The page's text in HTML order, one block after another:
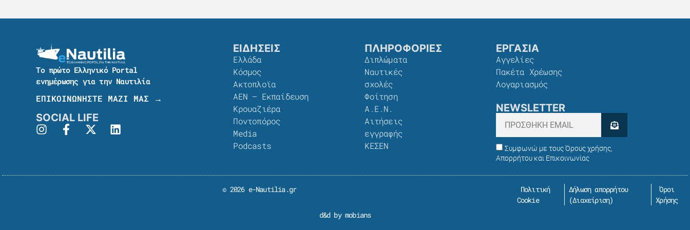
Το πρώτο Ελληνικό Portal
ενημέρωσης για την Ναυτιλία
ΕΠΙΚΟΙΝΩΝΗΣΤΕ ΜΑΖΙ ΜΑΣ →
SOCIAL LIFE
ΕΙΔΗΣΕΙΣ
Ελλάδα
Κόσμος
Ακτοπλοϊα
ΑΕΝ – Εκπαίδευση
Κρουαζιέρα
Ποντοπόρος
Media
Podcasts
ΠΛΗΡΟΦΟΡΙΕΣ
Διπλώματα
Ναυτικές
σχολές
Φοίτηση
Α.Ε.Ν.
Αιτήσεις
εγγραφής
ΚΕΣΕΝ
ΕΡΓΑΣΙΑ
Αγγελίες
Πακέτα Χρέωσης​
Λογαριασμός
NEWSLETTER
Συμφωνώ με τους Όρους χρήσης,
Απορρήτου και Επικοινωνίας
© 2026 e-Nautilia.gr
Πολιτική
Cookie
Δήλωση απορρήτου
(Διαχείριση)
Όροι
Χρήσης
d&d by mobians